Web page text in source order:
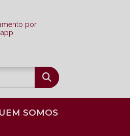
por
QUEM SOMOS